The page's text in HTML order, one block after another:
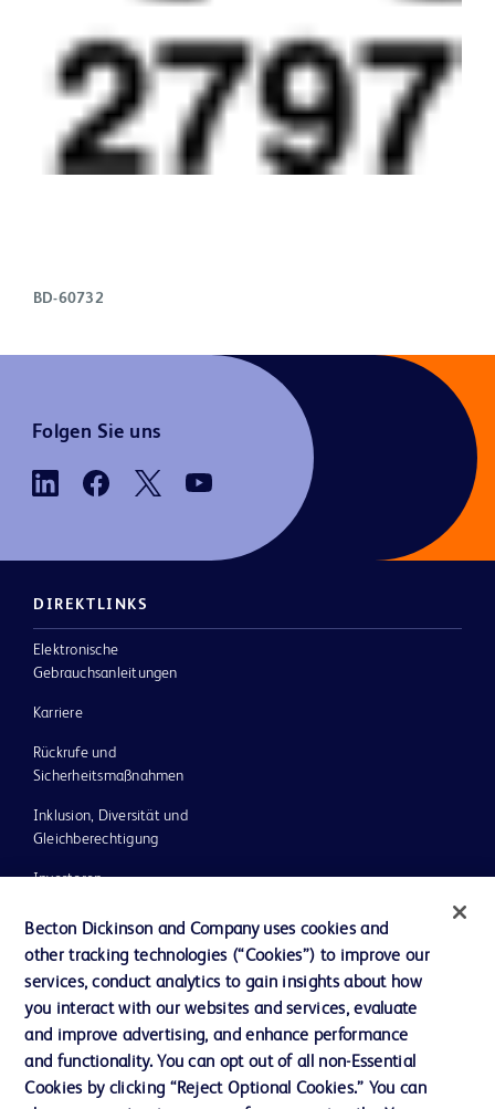
BD-60732
Folgen Sie uns
DIREKTLINKS
Elektronische
Gebrauchsanleitungen
Karriere
Rückrufe und
Sicherheitsmaßnahmen
Inklusion, Diversität und
Gleichberechtigung
Investoren
Ethik und Compliance
Impressum
Neuigkeiten, Medien und Blogs
Support
Unser Unternehmen
Becton Dickinson and Company uses cookies and
other tracking technologies (“Cookies”) to improve our
services, conduct analytics to gain insights about how
you interact with our websites and services, evaluate
and improve advertising, and enhance performance
and functionality. You can opt out of all non-Essential
Cookies by clicking “Reject Optional Cookies.” You can